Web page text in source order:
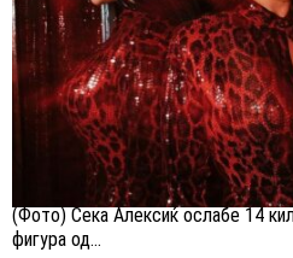
(Фото) Сека Алексиќ ослабе 14
фигура од...